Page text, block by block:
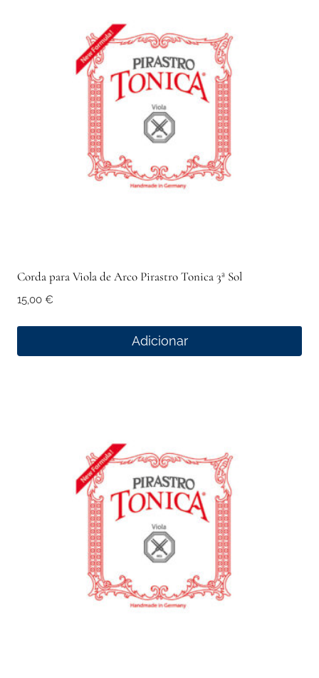
Corda para Viola de Arco Pirastro Tonica 3ª Sol
15,00 €
Adicionar